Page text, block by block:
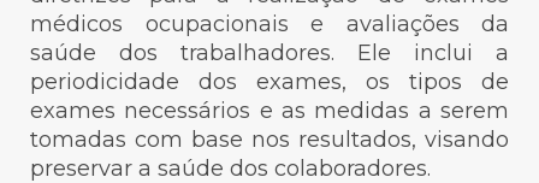
médicos ocupacionais e avaliações da
saúde dos trabalhadores. Ele inclui a
periodicidade dos exames, os tipos de
exames necessários e as medidas a serem
tomadas com base nos resultados, visando
preservar a saúde dos colaboradores.